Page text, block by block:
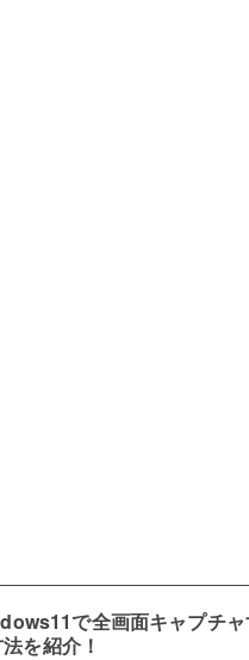
で全画面キャプチ
を紹介！